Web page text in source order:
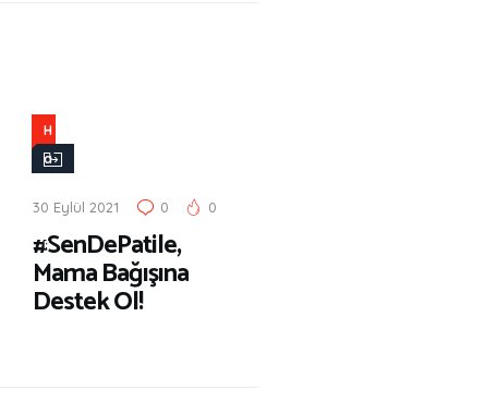
H
a
e
r
30 Eylül 2021 0 0
#SenDePatile,
Mama Bağışına
Destek Ol!